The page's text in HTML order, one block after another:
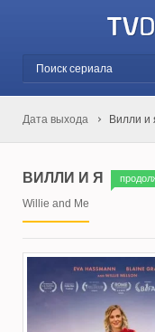
Дата выхода Вилли и
ВИЛЛИ И Я
Willie and Me